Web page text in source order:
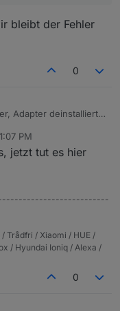
bleibt der Fehler
0
Adapter deinstalliert
PM
jetzt tut es hier
Trådfri / Xiaomi / HUE /
/ Hyundai Ioniq / Alexa /
0